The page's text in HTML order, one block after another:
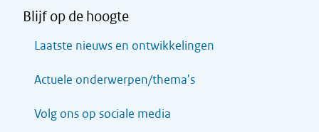
Blijf op de hoogte
Laatste nieuws en ontwikkelingen
Actuele onderwerpen/thema's
Volg ons op sociale media